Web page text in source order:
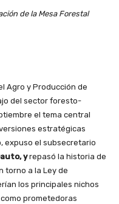
de la Mesa Forestal
Agro y Producción de
del sector foresto-
el tema central
estratégicas
expuso el subsecretario
yrepasó la historia de
torno a la Ley de
los principales nichos
prometedoras